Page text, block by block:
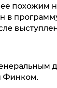
похожим
в
Финком.